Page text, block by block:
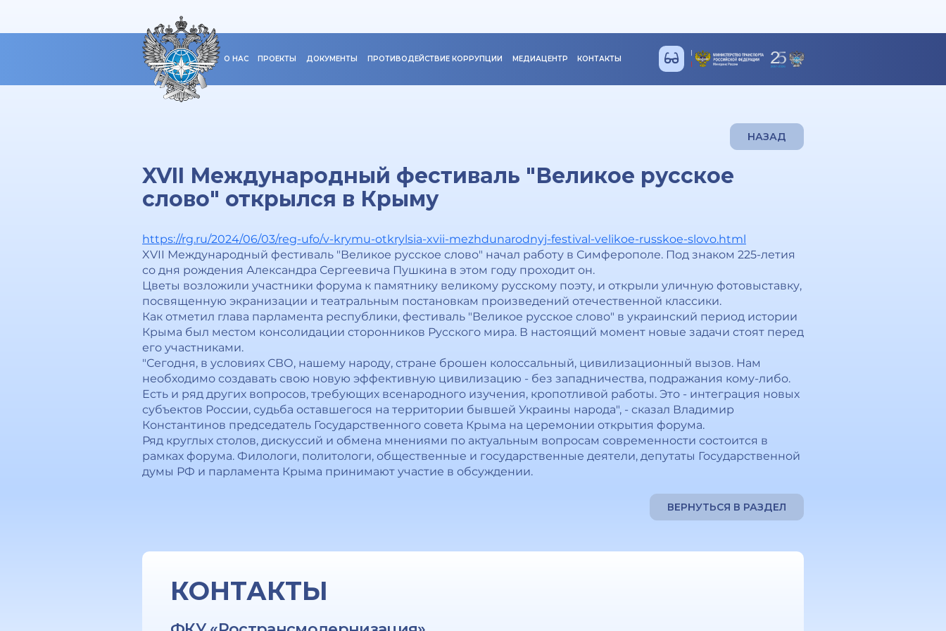
О НАС ПРОЕКТЫ ДОКУМЕНТЫ ПРОТИВОДЕЙСТВИЕ КОРРУПЦИИ МЕДИАЦЕНТР КОНТАКТЫ
НАЗАД
XVII Международный фестиваль "Великое русское
слово" открылся в Крыму
https://rg.ru/2024/06/03/reg-ufo/v-krymu-otkrylsia-xvii-mezhdunarodnyj-festival-velikoe-russkoe-slovo.html
XVII Международный фестиваль "Великое русское слово" начал работу в Симферополе. Под знаком 225-летия
со дня рождения Александра Сергеевича Пушкина в этом году проходит он.
Цветы возложили участники форума к памятнику великому русскому поэту, и открыли уличную фотовыставку,
посвященную экранизации и театральным постановкам произведений отечественной классики.
Как отметил глава парламента республики, фестиваль "Великое русское слово" в украинский период истории
Крыма был местом консолидации сторонников Русского мира. В настоящий момент новые задачи стоят перед
его участниками.
"Сегодня, в условиях СВО, нашему народу, стране брошен колоссальный, цивилизационный вызов. Нам
необходимо создавать свою новую эффективную цивилизацию - без западничества, подражания кому-либо.
Есть и ряд других вопросов, требующих всенародного изучения, кропотливой работы. Это - интеграция новых
субъектов России, судьба оставшегося на территории бывшей Украины народа", - сказал Владимир
Константинов председатель Государственного совета Крыма на церемонии открытия форума.
Ряд круглых столов, дискуссий и обмена мнениями по актуальным вопросам современности состоится в
рамках форума. Филологи, политологи, общественные и государственные деятели, депутаты Государственной
думы РФ и парламента Крыма принимают участие в обсуждении.
ВЕРНУТЬСЯ В РАЗДЕЛ
КОНТАКТЫ